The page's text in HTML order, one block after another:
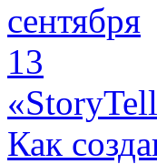
сентября
13
Как